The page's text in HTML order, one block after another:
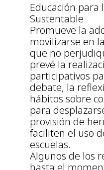
Educación para
Sustentable
Promueve la
movilizarse en
que no
prevé la
participativos
debate, la
hábitos sobre
para
provisión de
faciliten el uso
escuelas.
Algunos de los
hasta el